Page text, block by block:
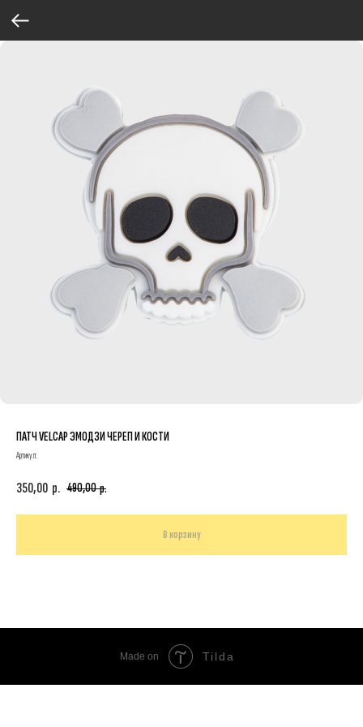
ПАТЧ VELCAP ЭМОДЗИ ЧЕРЕП И КОСТИ
Артикул:
350,00 р. 490,00 р.
В корзину
Made on Tilda